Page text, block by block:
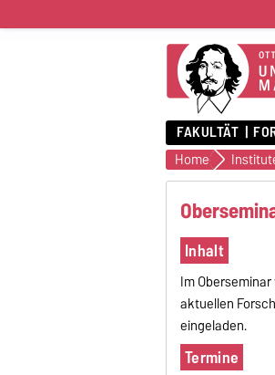
FAKULTÄT
Home
Inhalt
Im
aktuellen
eingeladen.
Termine